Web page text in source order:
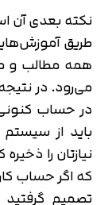
نکته بعدی آن
طریق
همه مطالب و
می‌رود. در
در حساب کنونی
باید از
نیازتان را
که اگر حساب
تصمیم